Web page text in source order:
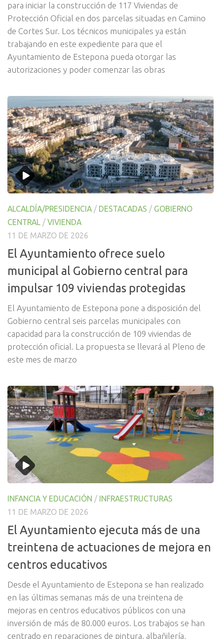
para iniciar la construcción de 117 Viviendas de
Protección Oficial en dos parcelas situadas en Camino
de Cortes Sur. Los técnicos municipales ya están
trabajando en este expediente para que el
Ayuntamiento de Estepona pueda otorgar las
autorizaciones y poder comenzar las obras
ALCALDÍA/PRESIDENCIA / DESTACADAS / GOBIERNO
CENTRAL / VIVIENDA
11 DE MARZO DE 2026
El Ayuntamiento ofrece suelo
municipal al Gobierno central para
impulsar 109 viviendas protegidas
El Ayuntamiento de Estepona pone a disposición del
Gobierno central seis parcelas municipales con
capacidad para la construcción de 109 viviendas de
protección oficial. La propuesta se llevará al Pleno de
este mes de marzo
INFANCIA Y EDUCACIÓN / INFRAESTRUCTURAS
11 DE MARZO DE 2026
El Ayuntamiento ejecuta más de una
treintena de actuaciones de mejora en
centros educativos
Desde el Ayuntamiento de Estepona se han realizado
en las últimas semanas más de una treintena de
mejoras en centros educativos públicos con una
inversión de más de 80.000 euros. Los trabajos se han
centrado en reparaciones de pintura, albañilería,